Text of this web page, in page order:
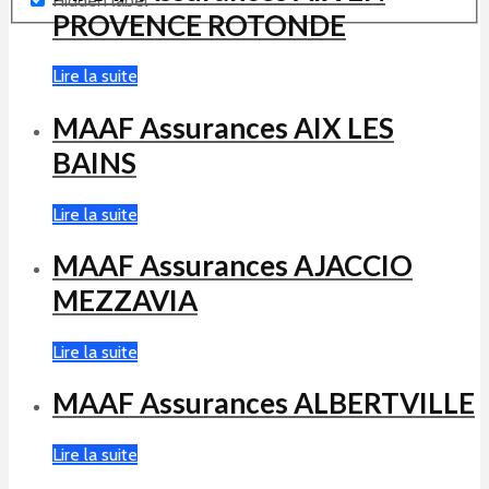
PROVENCE ROTONDE
Lire la suite
MAAF Assurances AIX LES
BAINS
Lire la suite
MAAF Assurances AJACCIO
MEZZAVIA
Lire la suite
MAAF Assurances ALBERTVILLE
Lire la suite